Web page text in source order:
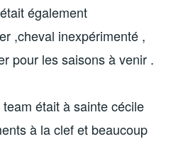
également
,cheval inexpérimenté ,
pour les saisons à venir .
était à sainte cécile
à la clef et beaucoup